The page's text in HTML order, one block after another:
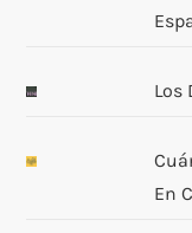
Los
En